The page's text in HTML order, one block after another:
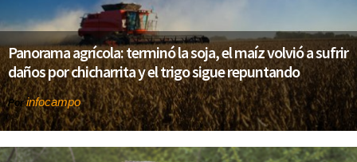
Panorama agrícola: terminó la soja, el maíz volvió a sufrir
daños por chicharrita y el trigo sigue repuntando
Porinfocampo